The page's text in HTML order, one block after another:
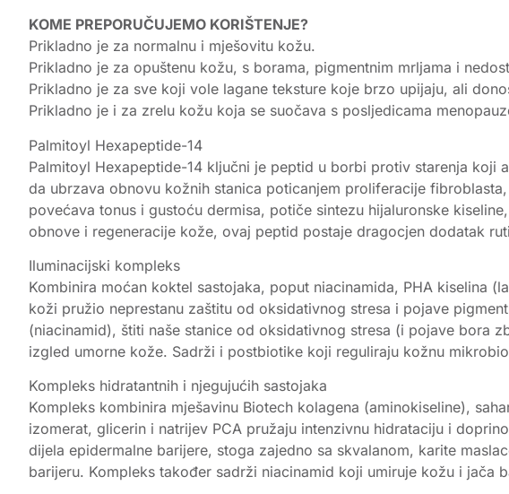
KOME PREPORUČUJEMO KORIŠTENJE?
Prikladno je za normalnu i mješovitu kožu.
Prikladno je za opuštenu kožu, s borama, pigmentnim mrljama i
Prikladno je za sve koji vole lagane teksture koje brzo upijaju, ali
Prikladno je i za zrelu kožu koja se suočava s posljedicama
Palmitoyl Hexapeptide-14
Palmitoyl Hexapeptide-14 ključni je peptid u borbi protiv starenja
da ubrzava obnovu kožnih stanica poticanjem proliferacije
povećava tonus i gustoću dermisa, potiče sintezu hijaluronske
obnove i regeneracije kože, ovaj peptid postaje dragocjen dodatak
Iluminacijski kompleks
Kombinira moćan koktel sastojaka, poput niacinamida, PHA kiselina
koži pružio neprestanu zaštitu od oksidativnog stresa i pojave
(niacinamid), štiti naše stanice od oksidativnog stresa (i pojave bora
izgled umorne kože. Sadrži i postbiotike koji reguliraju kožnu
Kompleks hidratantnih i njegujućih sastojaka
Kompleks kombinira mješavinu Biotech kolagena (aminokiseline),
izomerat, glicerin i natrijev PCA pružaju intenzivnu hidrataciju i
dijela epidermalne barijere, stoga zajedno sa skvalanom, karite
barijeru. Kompleks također sadrži niacinamid koji umiruje kožu i jača